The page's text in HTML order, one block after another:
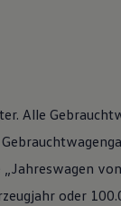
Alle
von
oder